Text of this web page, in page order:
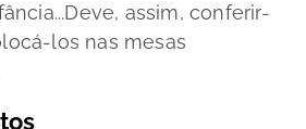
assim, conferir-
los nas mesas